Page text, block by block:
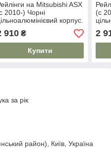
на Mitsubishi ASX
2010-) Чорні
корпус.
80 кг. Дуги на дах.
Skyport/
910₴
Купити
(c
На
2
за рік
район), Київ, Україна